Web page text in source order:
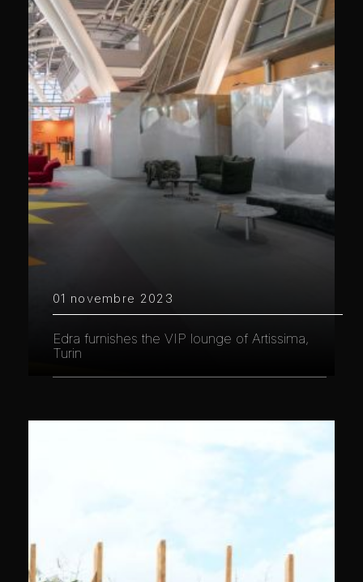
01 novembre 2023
Edra furnishes the VIP lounge of Artissima,
Turin